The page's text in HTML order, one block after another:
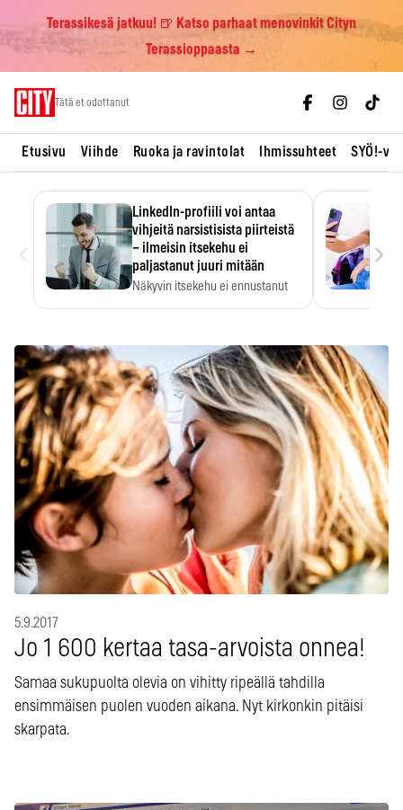
Terassikesä jatkuu! 🍺 Katso parhaat menovinkit Cityn
Terassioppaasta →
Tätä et odottanut
Etusivu Viihde Ruoka ja ravintolat Ihmissuhteet SYÖ!-
LinkedIn-profiili voi antaa
vihjeitä narsistisista piirteistä
– ilmeisin itsekehu ei
paljastanut juuri mitään
Näkyvin itsekehu ei ennustanut
›
5.9.2017
Jo 1 600 kertaa tasa-arvoista onnea!
Samaa sukupuolta olevia on vihitty ripeällä tahdilla
ensimmäisen puolen vuoden aikana. Nyt kirkonkin pitäisi
skarpata.